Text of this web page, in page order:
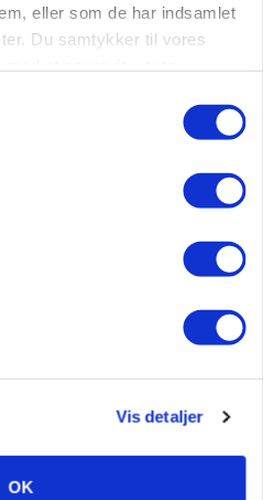
eller som de har indsamlet
Du samtykker til vores
Vis detaljer
OK
til naturprojekter